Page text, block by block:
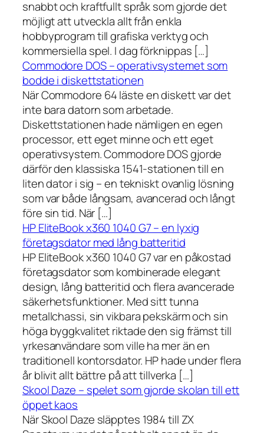
snabbt och kraftfullt språk som gjorde det
möjligt att utveckla allt från enkla
hobbyprogram till grafiska verktyg och
kommersiella spel. I dag förknippas […]
Commodore DOS – operativsystemet som
bodde i diskettstationen
När Commodore 64 läste en diskett var det
inte bara datorn som arbetade.
Diskettstationen hade nämligen en egen
processor, ett eget minne och ett eget
operativsystem. Commodore DOS gjorde
därför den klassiska 1541-stationen till en
liten dator i sig – en tekniskt ovanlig lösning
som var både långsam, avancerad och långt
före sin tid. När […]
HP EliteBook x360 1040 G7 – en lyxig
företagsdator med lång batteritid
HP EliteBook x360 1040 G7 var en påkostad
företagsdator som kombinerade elegant
design, lång batteritid och flera avancerade
säkerhetsfunktioner. Med sitt tunna
metallchassi, sin vikbara pekskärm och sin
höga byggkvalitet riktade den sig främst till
yrkesanvändare som ville ha mer än en
traditionell kontorsdator. HP hade under flera
år blivit allt bättre på att tillverka […]
Skool Daze – spelet som gjorde skolan till ett
öppet kaos
När Skool Daze släpptes 1984 till ZX